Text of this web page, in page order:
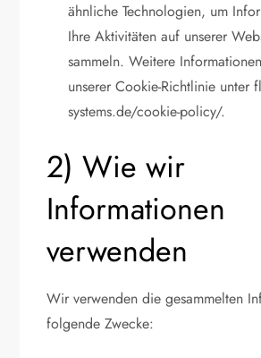
ähnliche Technologien, um
Ihre Aktivitäten auf unserer
sammeln. Weitere
unserer Cookie-Richtlinie unter
systems.de/cookie-policy/.
2) Wie wir
Informationen
verwenden
Wir verwenden die gesammelten
folgende Zwecke: